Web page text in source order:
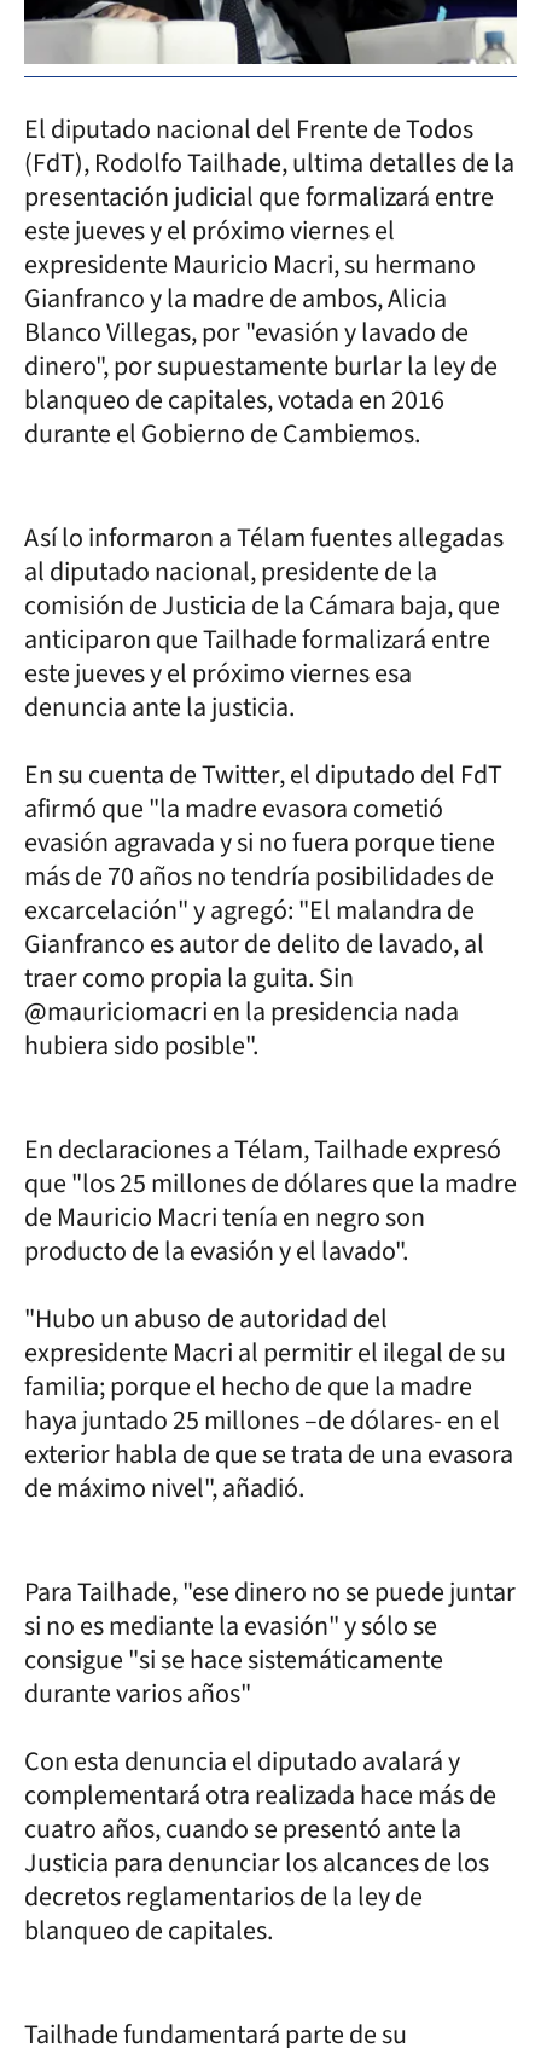
El diputado nacional del Frente de Todos
(FdT), Rodolfo Tailhade, ultima detalles de la
presentación judicial que formalizará entre
este jueves y el próximo viernes el
expresidente Mauricio Macri, su hermano
Gianfranco y la madre de ambos, Alicia
Blanco Villegas, por "evasión y lavado de
dinero", por supuestamente burlar la ley de
blanqueo de capitales, votada en 2016
durante el Gobierno de Cambiemos.
Así lo informaron a Télam fuentes allegadas
al diputado nacional, presidente de la
comisión de Justicia de la Cámara baja, que
anticiparon que Tailhade formalizará entre
este jueves y el próximo viernes esa
denuncia ante la justicia.
En su cuenta de Twitter, el diputado del FdT
afirmó que "la madre evasora cometió
evasión agravada y si no fuera porque tiene
más de 70 años no tendría posibilidades de
excarcelación" y agregó: "El malandra de
Gianfranco es autor de delito de lavado, al
traer como propia la guita. Sin
@mauriciomacri en la presidencia nada
hubiera sido posible".
En declaraciones a Télam, Tailhade expresó
que "los 25 millones de dólares que la madre
de Mauricio Macri tenía en negro son
producto de la evasión y el lavado".
"Hubo un abuso de autoridad del
expresidente Macri al permitir el ilegal de su
familia; porque el hecho de que la madre
haya juntado 25 millones –de dólares- en el
exterior habla de que se trata de una evasora
de máximo nivel", añadió.
Para Tailhade, "ese dinero no se puede juntar
si no es mediante la evasión" y sólo se
consigue "si se hace sistemáticamente
durante varios años"
Con esta denuncia el diputado avalará y
complementará otra realizada hace más de
cuatro años, cuando se presentó ante la
Justicia para denunciar los alcances de los
decretos reglamentarios de la ley de
blanqueo de capitales.
Tailhade fundamentará parte de su